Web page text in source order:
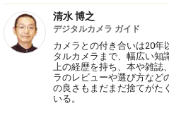
清水 博之
デジタルカメラ ガイド
カメラとの付き合いは20年
タルカメラまで、幅広い知
上の経歴を持ち、本や雑誌
ラのレビューや選び方など
の良さもまだまだ捨てがた
いる。